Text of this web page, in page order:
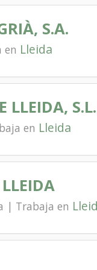
S.A.
en Lleida
LLEIDA, S.L.
en Lleida
| Trabaja en